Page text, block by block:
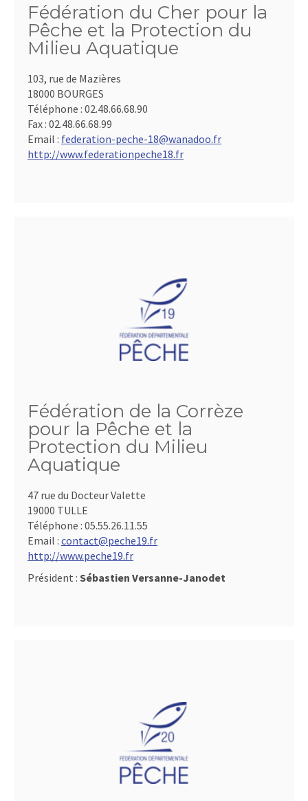
Fédération du Cher pour la
Pêche et la Protection du
Milieu Aquatique
103, rue de Mazières
18000 BOURGES
Téléphone : 02.48.66.68.90
Fax : 02.48.66.68.99
Email : federation-peche-18@wanadoo.fr
http://www.federationpeche18.fr
Fédération de la Corrèze
pour la Pêche et la
Protection du Milieu
Aquatique
47 rue du Docteur Valette
19000 TULLE
Téléphone : 05.55.26.11.55
Email : contact@peche19.fr
http://www.peche19.fr
Président : Sébastien Versanne-Janodet